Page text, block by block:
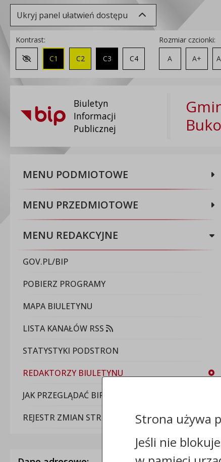
Ukryj panel ułatwień dostępu
Kontrast:
Zmień kontrast na domyślny
C1 C2 C3 C4
Rozmiar czcionki:
A
A+
Biuletyn
Informacji
Publicznej
MENU PODMIOTOWE
MENU PRZEDMIOTOWE
MENU REDAKCYJNE
GOV.PL/BIP
POBIERZ PROGRAMY
MAPA BIULETYNU
LISTA KANAŁÓW RSS
STATYSTYKI PODSTRON
REDAKTORZY BIULETYNU
JAK PRZEGLĄDAĆ BIP
REJESTR ZMIAN STRON
Strona używa
Jeśli nie